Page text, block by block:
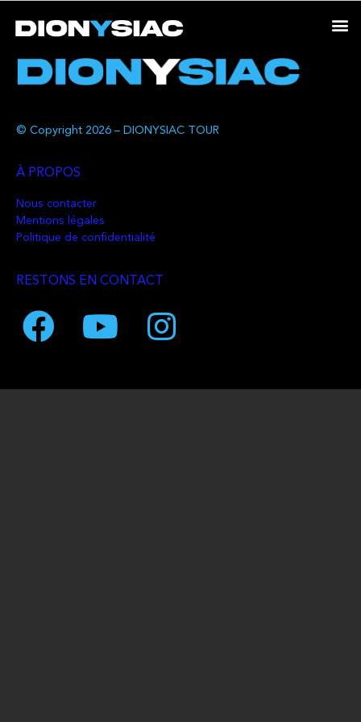
© Copyright 2026 – DIONYSIAC TOUR
À PROPOS
Nous contacter
Mentions légales
Politique de confidentialité
RESTONS EN CONTACT